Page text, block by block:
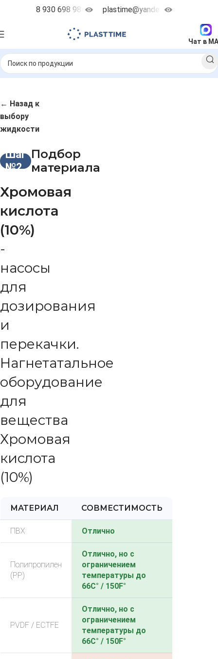
8 930 698 98 38 plastime@yandex.ru
Чат в
← Назад к
выбору
жидкости
Шаг
№2
Подбор
материала
Хромовая
кислота
(10%)
-
насосы
для
дозирования
и
перекачки.
Нагнетатальное
оборудование
для
вещества
Хромовая
кислота
(10%)
МАТЕРИАЛ СОВМЕСТИМОСТЬ
ПВХ Отлично
Полипропилен
(PP)
Отлично, но с
ограничением
температуры до
66C° / 150F°
PVDF / ECTFE
Отлично, но с
ограничением
температуры до
66C° / 150F°